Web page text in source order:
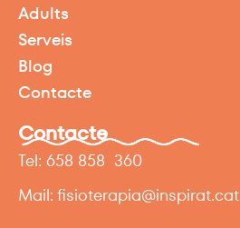
Adults
Serveis
Blog
Contacte
Contacte
Tel: 658 858 360
Mail: fisioterapia@inspirat.cat